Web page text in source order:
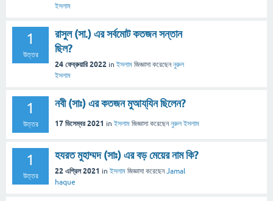
ইসলাম
1
উত্তর
রাসুল (সা.) এর সর্বমোট কতজন সন্তান
ছিল?
24 ফেব্রুয়ারি 2022 in ইসলাম জিজ্ঞাসা করেছেননুরুল
ইসলাম
1
উত্তর
নবী (সাঃ) এর কতজন মুআয্‌যিন ছিলেন?
17 ডিসেম্বর 2021 in ইসলাম জিজ্ঞাসা করেছেননুরুল ইসলাম
1
উত্তর
হযরত মুহাম্মদ (সাঃ) এর বড় মেয়ের নাম কি?
22 এপ্রিল 2021 in ইসলাম জিজ্ঞাসা করেছেনJamal
haque